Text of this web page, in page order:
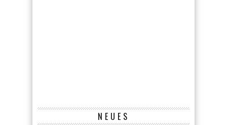
NEUES